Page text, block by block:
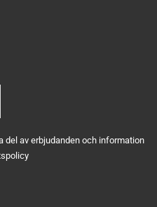
del av erbjudanden och information